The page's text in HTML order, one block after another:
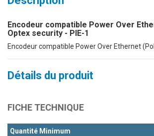
Encodeur compatible Power Over
Optex security - PIE-1
Encodeur compatible Power Over Ethernet
Détails du produit
FICHE TECHNIQUE
Quantité Minimum